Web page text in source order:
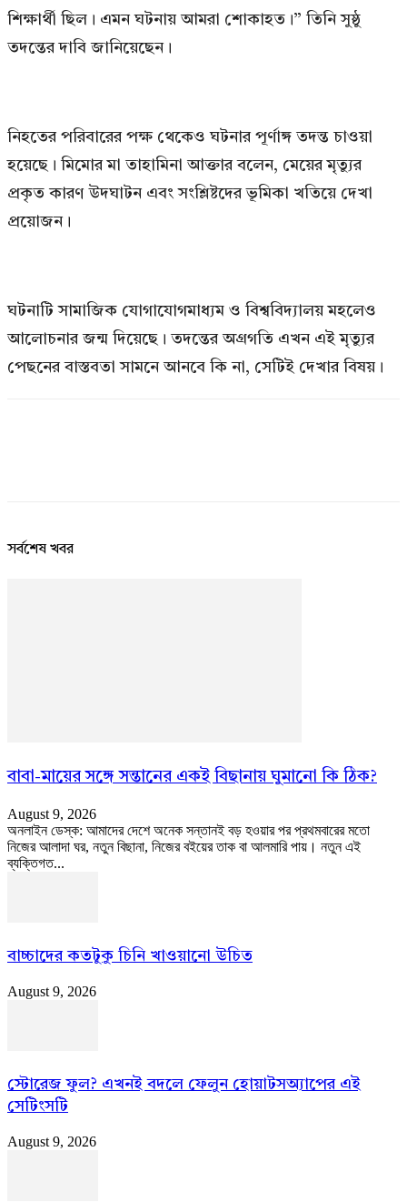
শিক্ষার্থী ছিল। এমন ঘটনায় আমরা শোকাহত।” তিনি সুষ্ঠু
তদন্তের দাবি জানিয়েছেন।
নিহতের পরিবারের পক্ষ থেকেও ঘটনার পূর্ণাঙ্গ তদন্ত চাওয়া
হয়েছে। মিমোর মা তাহামিনা আক্তার বলেন, মেয়ের মৃত্যুর
প্রকৃত কারণ উদঘাটন এবং সংশ্লিষ্টদের ভূমিকা খতিয়ে দেখা
প্রয়োজন।
ঘটনাটি সামাজিক যোগাযোগমাধ্যম ও বিশ্ববিদ্যালয় মহলেও
আলোচনার জন্ম দিয়েছে। তদন্তের অগ্রগতি এখন এই মৃত্যুর
পেছনের বাস্তবতা সামনে আনবে কি না, সেটিই দেখার বিষয়।
সর্বশেষ খবর
বাবা-মায়ের সঙ্গে সন্তানের একই বিছানায় ঘুমানো কি ঠিক?
August 9, 2026
অনলাইন ডেস্ক: আমাদের দেশে অনেক সন্তানই বড় হওয়ার পর প্রথমবারের মতো
নিজের আলাদা ঘর, নতুন বিছানা, নিজের বইয়ের তাক বা আলমারি পায়। নতুন এই
ব্যক্তিগত...
বাচ্চাদের কতটুকু চিনি খাওয়ানো উচিত
August 9, 2026
স্টোরেজ ফুল? এখনই বদলে ফেলুন হোয়াটসঅ্যাপের এই
সেটিংসটি
August 9, 2026